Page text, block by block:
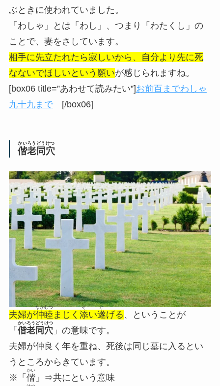
ぶときに使われていました。
「わしゃ」とは「わし」、つまり「わたくし」の
ことで、妻をさしています。
相手に先立たれたら寂しいから、自分より先に死
なないでほしいという願いが感じられますね。
[box06 title=”あわせて読みたい”]お前百までわしゃ
九十九まで[/box06]
偕老同穴
かいろうどうけつ
夫婦が仲睦
なかむつ
まじく 添
そ
い遂
と
げる 、ということが
「 偕老同穴
かいろうどうけつ
」の意味です。
夫婦が仲良く年を重ね、死後は同じ墓に入るとい
うところからきています。
※「 偕
かい
」⇒共にという意味